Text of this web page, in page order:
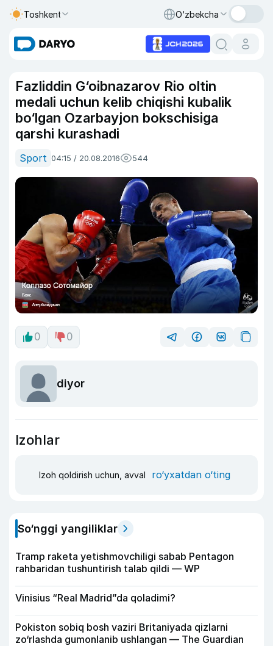
Toshkent O‘zbekcha
Fazliddin G‘oibnazarov Rio oltin
medali uchun kelib chiqishi kubalik
bo‘lgan Ozarbayjon bokschisiga
qarshi kurashadi
Sport 04:15 / 20.08.2016 544
0 0
diyor
Izohlar
Izoh qoldirish uchun, avval ro‘yxatdan o‘ting
So‘nggi yangiliklar
Tramp raketa yetishmovchiligi sabab Pentagon
rahbaridan tushuntirish talab qildi — WP
Vinisius “Real Madrid”da qoladimi?
Pokiston sobiq bosh vaziri Britaniyada qizlarni
zo‘rlashda gumonlanib ushlangan — The Guardian